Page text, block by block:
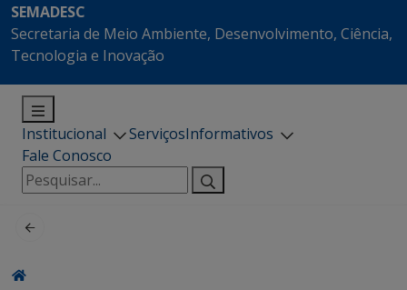
SEMADESC
Secretaria de Meio Ambiente, Desenvolvimento, Ciência,
Tecnologia e Inovação
Institucional ServiçosInformativos
Fale Conosco
Pesquisar
por: